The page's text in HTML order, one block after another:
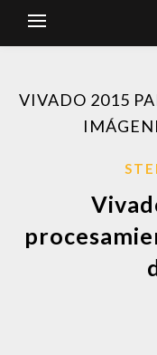
VIVADO 2015